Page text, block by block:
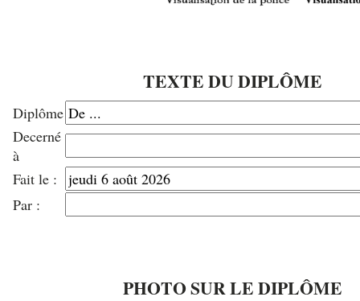
TEXTE DU DIPLÔME
Diplôme
Decerné
à
Fait le :
Par :
PHOTO SUR LE DIPLÔME